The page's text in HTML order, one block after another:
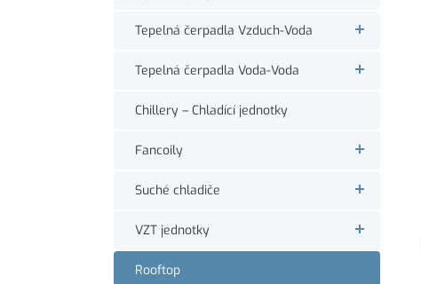
Tepelná čerpadla Vzduch-Voda
Tepelná čerpadla Voda-Voda
Chillery – Chladící jednotky
Fancoily
Suché chladiče
VZT jednotky
Rooftop